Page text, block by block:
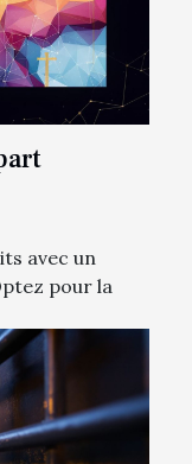
avec un
pour la